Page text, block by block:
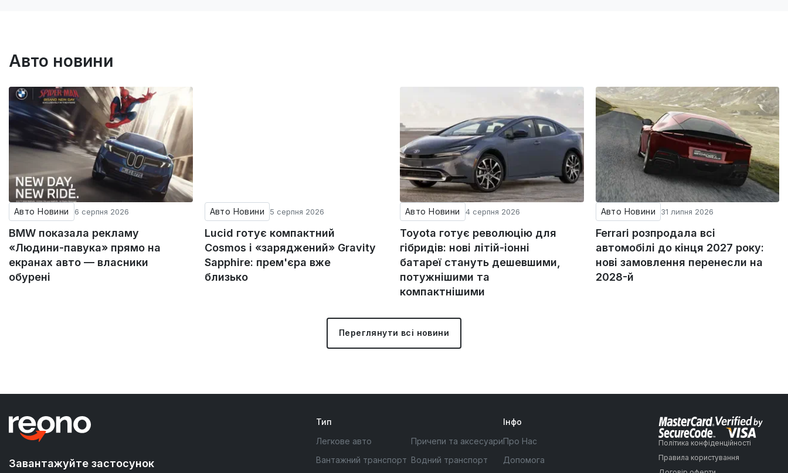
Авто новини
Авто Новини 6 серпня 2026
BMW показала рекламу
«Людини-павука» прямо на
екранах авто — власники
обурені
Авто Новини 5 серпня 2026
Lucid готує компактний
Cosmos і «заряджений» Gravity
Sapphire: прем'єра вже
близько
Авто Новини 4 серпня 2026
Toyota готує революцію для
гібридів: нові літій-іонні
батареї стануть дешевшими,
потужнішими та
компактнішими
Авто Новини 31 липня 2026
Ferrari розпродала всі
автомобілі до кінця 2027 року:
нові замовлення перенесли на
2028-й
Переглянути всі новини
Завантажуйте застосунок
Тип
Легкове авто
Вантажний транспорт
Причепи та аксесуари
Водний транспорт
Інфо
Про Нас
Допомога
Політика конфіденційності
Правила користування